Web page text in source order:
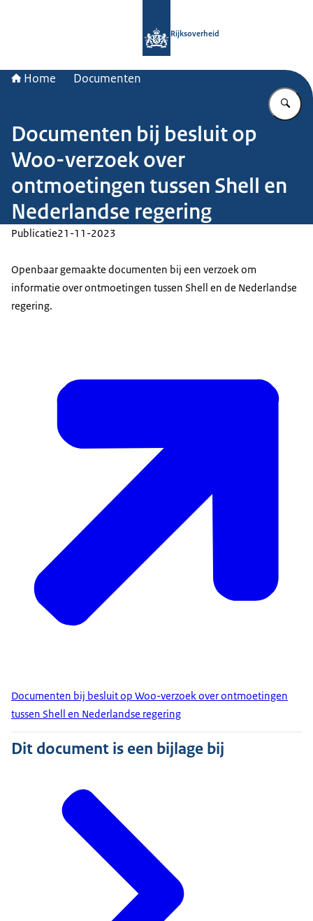
Rijksoverheid
Home Documenten
Documenten bij besluit op
Woo-verzoek over
ontmoetingen tussen Shell en
Nederlandse regering
Publicatie21-11-2023
Openbaar gemaakte documenten bij een verzoek om
informatie over ontmoetingen tussen Shell en de Nederlandse
regering.
Documenten bij besluit op Woo-verzoek over ontmoetingen
tussen Shell en Nederlandse regering
Dit document is een bijlage bij